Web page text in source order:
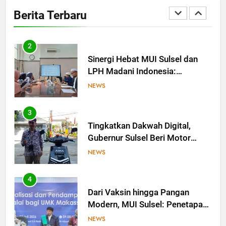
Berita Terbaru
Ingin Buktikan Toleransi Lewat
2
Sinergi Hebat MUI Sulsel dan
LPH Madani Indonesia:
Percepat Sertifikasi Halal, 4
NEWS
3
Tingkatkan Dakwah Digital,
Gubernur Sulsel Beri Motor
untuk Tim Media MUI Sulawesi
NEWS
4
Dari Vaksin hingga Pangan
Modern, MUI Sulsel: Penetapan
Halal Butuh Dalil dan Sains
NEWS